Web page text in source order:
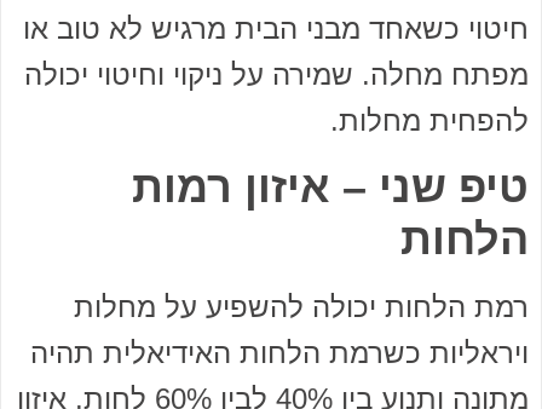
חיטוי כשאחד מבני הבית מרגיש לא טוב או
מפתח מחלה. שמירה על ניקוי וחיטוי יכולה
להפחית מחלות.
טיפ שני – איזון רמות
הלחות
רמת הלחות יכולה להשפיע על מחלות
ויראליות כשרמת הלחות האידיאלית תהיה
מתונה ותנוע בין 40% לבין 60% לחות. איזון